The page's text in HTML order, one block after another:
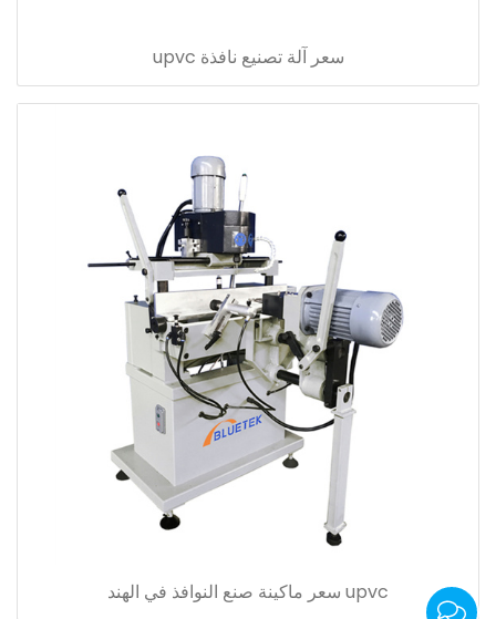
سعر آلة تصنيع نافذة upvc
upvc سعر ماكينة صنع النوافذ في الهند